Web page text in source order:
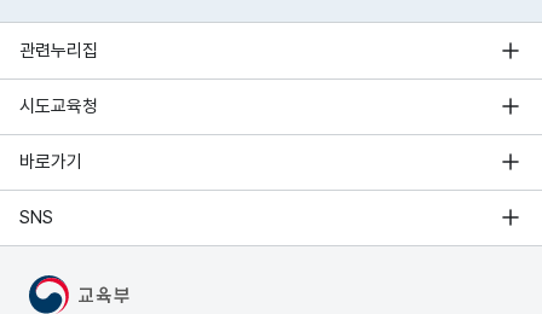
관련누리집
시도교육청
바로가기
SNS
MOE